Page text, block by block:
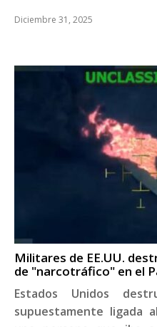
Diciembre 31, 2025
Militares de EE.UU.
de "narcotráfico" en el
Estados Unidos
supuestamente ligada